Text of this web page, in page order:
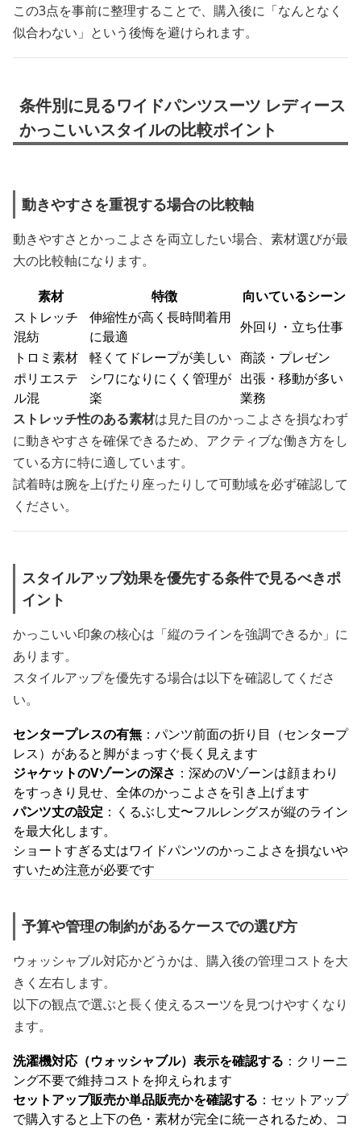
この3点を事前に整理することで、購入後に「なんとなく
似合わない」という後悔を避けられます。
条件別に見るワイドパンツスーツ レディース
かっこいいスタイルの比較ポイント
動きやすさを重視する場合の比較軸
動きやすさとかっこよさを両立したい場合、素材選びが最
大の比較軸になります。
素材
特徴
向いているシーン
ストレッチ
混紡
伸縮性が高く長時間着用
に最適
外回り・立ち仕事
トロミ素材
軽くてドレープが美しい 商談・プレゼン
ポリエステ
ル混
シワになりにくく管理が
楽
出張・移動が多い
業務
ストレッチ性のある素材は見た目のかっこよさを損なわず
に動きやすさを確保できるため、アクティブな働き方をし
ている方に特に適しています。
試着時は腕を上げたり座ったりして可動域を必ず確認して
ください。
スタイルアップ効果を優先する条件で見るべきポ
イント
かっこいい印象の核心は「縦のラインを強調できるか」に
あります。
スタイルアップを優先する場合は以下を確認してくださ
い。
センタープレスの有無 ：パンツ前面の折り目（センタープ
レス）があると脚がまっすぐ長く見えます
ジャケットのVゾーンの深さ ：深めのVゾーンは顔まわり
をすっきり見せ、全体のかっこよさを引き上げます
パンツ丈の設定 ：くるぶし丈〜フルレングスが縦のライン
を最大化します。
ショートすぎる丈はワイドパンツのかっこよさを損ないや
すいため注意が必要です
予算や管理の制約があるケースでの選び方
ウォッシャブル対応かどうかは、購入後の管理コストを大
きく左右します。
以下の観点で選ぶと長く使えるスーツを見つけやすくなり
ます。
洗濯機対応（ウォッシャブル）表示を確認する ：クリーニ
ング不要で維持コストを抑えられます
セットアップ販売か単品販売かを確認する ：セットアップ
で購入すると上下の色・素材が完全に統一されるため、コ